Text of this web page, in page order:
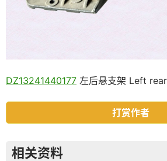
DZ13241440177 左后悬支架 Left
打赏作者
相关资料